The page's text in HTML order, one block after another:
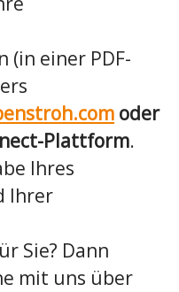
(in einer PDF-
oder
Plattform.
Ihres
Ihrer
Sie? Dann
mit uns über